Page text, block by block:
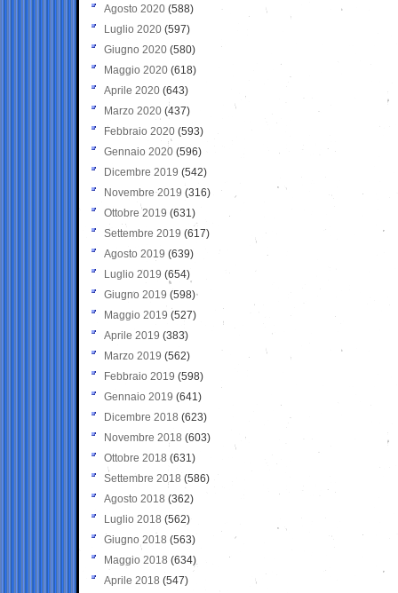
Agosto 2020 (588)
Luglio 2020 (597)
Giugno 2020 (580)
Maggio 2020 (618)
Aprile 2020 (643)
Marzo 2020 (437)
Febbraio 2020 (593)
Gennaio 2020 (596)
Dicembre 2019 (542)
Novembre 2019 (316)
Ottobre 2019 (631)
Settembre 2019 (617)
Agosto 2019 (639)
Luglio 2019 (654)
Giugno 2019 (598)
Maggio 2019 (527)
Aprile 2019 (383)
Marzo 2019 (562)
Febbraio 2019 (598)
Gennaio 2019 (641)
Dicembre 2018 (623)
Novembre 2018 (603)
Ottobre 2018 (631)
Settembre 2018 (586)
Agosto 2018 (362)
Luglio 2018 (562)
Giugno 2018 (563)
Maggio 2018 (634)
Aprile 2018 (547)